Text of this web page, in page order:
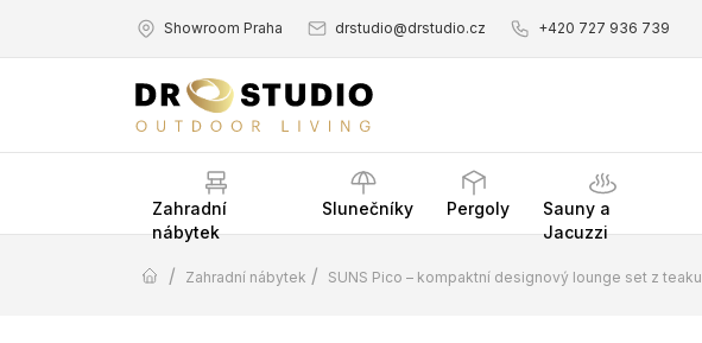
Showroom Praha drstudio@drstudio.cz +420 727 936 739
Zahradní
nábytek
Slunečníky Pergoly
Sauny a
Jacuzzi
/ Zahradní nábytek / SUNS Pico – kompaktní designový lounge set z teaku